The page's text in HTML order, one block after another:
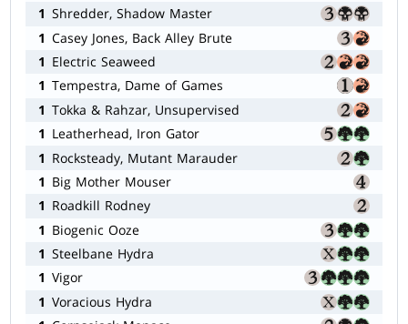
1 Shredder, Shadow Master
1 Casey Jones, Back Alley Brute
1 Electric Seaweed
1 Tempestra, Dame of Games
1 Tokka & Rahzar, Unsupervised
1 Leatherhead, Iron Gator
1 Rocksteady, Mutant Marauder
1 Big Mother Mouser
1 Roadkill Rodney
1 Biogenic Ooze
1 Steelbane Hydra
1 Vigor
1 Voracious Hydra